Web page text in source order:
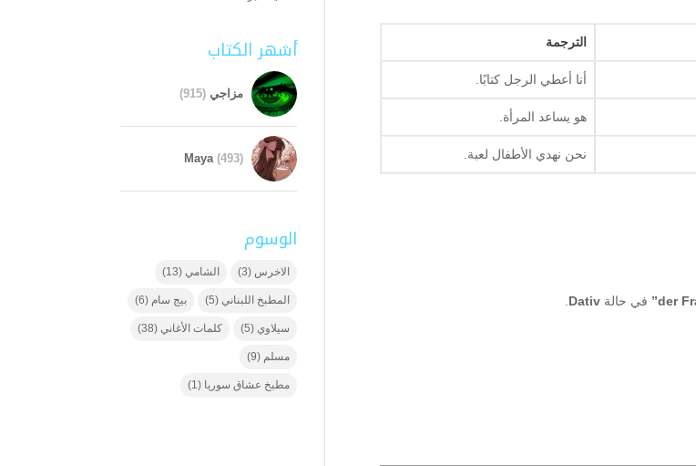
الترجمة
أنا أعطي الرجل كتابًا.
هو يساعد المرأة.
نحن نهدي الأطفال لعبة.
في حالة Dativ
أشهر الكتاب
مزاجي (915)
Maya (493)
الوسوم
الاخرس (3) الشامي (13)
المطبخ اللبناني (5) بيج سام (6)
سيلاوي (5) كلمات الأغاني (38)
مسلم (9)
مطبخ عشاق سوريا (1)